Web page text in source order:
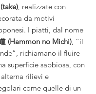
, realizzate con
da motivi
I piatti, dal nome
(Hammon no Michi), “il
richiamano il fluire
superficie sabbiosa, con
rilievi e
come quelle di un